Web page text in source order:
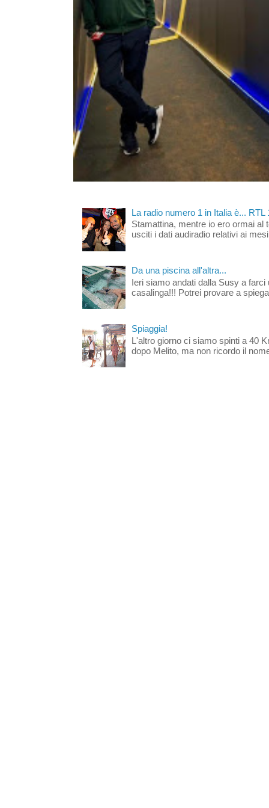
La radio numero 1 in Italia è... RTL
Stamattina, mentre io ero ormai al
usciti i dati audiradio relativi ai
Da una piscina all'altra...
Ieri siamo andati dalla Susy a
casalinga!!! Potrei provare a
Spiaggia!
L'altro giorno ci siamo spinti a 40
dopo Melito, ma non ricordo il